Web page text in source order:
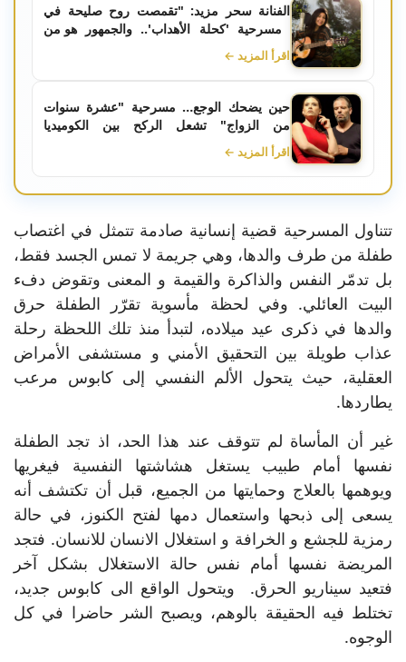
الفنانة سحر مزيد: "تقمصت روح صليحة في
مسرحية 'كحلة الأهداب'.. والجمهور هو من
منحني صكّ القبول
اقرأ المزيد ←
حين يضحك الوجع… مسرحية "عشرة سنوات
من الزواج" تشعل الركح بين الكوميديا
والتراجيديا
اقرأ المزيد ←
تتناول المسرحية قضية إنسانية صادمة تتمثل في اغتصاب
طفلة من طرف والدها، وهي جريمة لا تمس الجسد فقط،
بل تدمّر النفس والذاكرة والقيمة و المعنى وتقوض دفء
البيت العائلي. وفي لحظة مأسوية تقرّر الطفلة حرق
والدها في ذكرى عيد ميلاده، لتبدأ منذ تلك اللحظة رحلة
عذاب طويلة بين التحقيق الأمني و مستشفى الأمراض
العقلية، حيث يتحول الألم النفسي إلى كابوس مرعب
يطاردها.
غير أن المأساة لم تتوقف عند هذا الحد، اذ تجد الطفلة
نفسها أمام طبيب يستغل هشاشتها النفسية فيغريها
ويوهمها بالعلاج وحمايتها من الجميع، قبل أن تكتشف أنه
يسعى إلى ذبحها واستعمال دمها لفتح الكنوز، في حالة
رمزية للجشع و الخرافة و استغلال الانسان للانسان. فتجد
المريضة نفسها أمام نفس حالة الاستغلال بشكل آخر
فتعيد سيناريو الحرق. ويتحول الواقع الى كابوس جديد،
تختلط فيه الحقيقة بالوهم، ويصبح الشر حاضرا في كل
الوجوه.